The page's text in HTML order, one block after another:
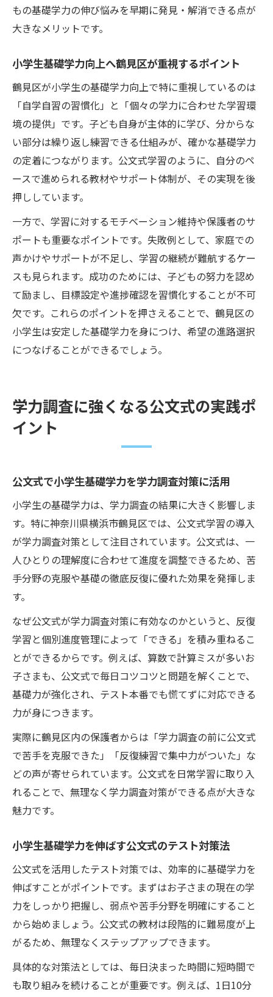
もの基礎学力の伸び悩みを早期に発見・解消できる点が
大きなメリットです。
小学生基礎学力向上へ鶴見区が重視するポイント
鶴見区が小学生の基礎学力向上で特に重視しているのは
「自学自習の習慣化」と「個々の学力に合わせた学習環
境の提供」です。子ども自身が主体的に学び、分からな
い部分は繰り返し練習できる仕組みが、確かな基礎学力
の定着につながります。公文式学習のように、自分のペ
ースで進められる教材やサポート体制が、その実現を後
押ししています。
一方で、学習に対するモチベーション維持や保護者のサ
ポートも重要なポイントです。失敗例として、家庭での
声かけやサポートが不足し、学習の継続が難航するケー
スも見られます。成功のためには、子どもの努力を認め
て励まし、目標設定や進捗確認を習慣化することが不可
欠です。これらのポイントを押さえることで、鶴見区の
小学生は安定した基礎学力を身につけ、希望の進路選択
につなげることができるでしょう。
学力調査に強くなる公文式の実践ポ
イント
公文式で小学生基礎学力を学力調査対策に活用
小学生の基礎学力は、学力調査の結果に大きく影響しま
す。特に神奈川県横浜市鶴見区では、公文式学習の導入
が学力調査対策として注目されています。公文式は、一
人ひとりの理解度に合わせて進度を調整できるため、苦
手分野の克服や基礎の徹底反復に優れた効果を発揮しま
す。
なぜ公文式が学力調査対策に有効なのかというと、反復
学習と個別進度管理によって「できる」を積み重ねるこ
とができるからです。例えば、算数で計算ミスが多いお
子さまも、公文式で毎日コツコツと問題を解くことで、
基礎力が強化され、テスト本番でも慌てずに対応できる
力が身につきます。
実際に鶴見区内の保護者からは「学力調査の前に公文式
で苦手を克服できた」「反復練習で集中力がついた」な
どの声が寄せられています。公文式を日常学習に取り入
れることで、無理なく学力調査対策ができる点が大きな
魅力です。
小学生基礎学力を伸ばす公文式のテスト対策法
公文式を活用したテスト対策では、効率的に基礎学力を
伸ばすことがポイントです。まずはお子さまの現在の学
力をしっかり把握し、弱点や苦手分野を明確にすること
から始めましょう。公文式の教材は段階的に難易度が上
がるため、無理なくステップアップできます。
具体的な対策法としては、毎日決まった時間に短時間で
も取り組みを続けることが重要です。例えば、1日10分